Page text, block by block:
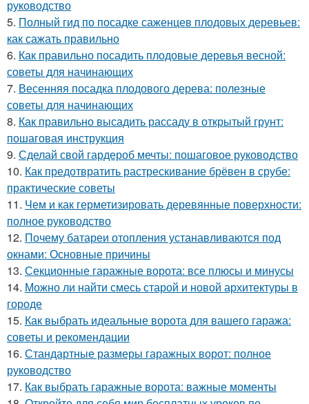
руководство
5. Полный гид по посадке саженцев плодовых деревьев:
как сажать правильно
6. Как правильно посадить плодовые деревья весной:
советы для начинающих
7. Весенняя посадка плодового дерева: полезные
советы для начинающих
8. Как правильно высадить рассаду в открытый грунт:
пошаговая инструкция
9. Сделай свой гардероб мечты: пошаговое руководство
10. Как предотвратить растрескивание брёвен в срубе:
практические советы
11. Чем и как герметизировать деревянные поверхности:
полное руководство
12. Почему батареи отопления устанавливаются под
окнами: Основные причины
13. Секционные гаражные ворота: все плюсы и минусы
14. Можно ли найти смесь старой и новой архитектуры в
городе
15. Как выбрать идеальные ворота для вашего гаража:
советы и рекомендации
16. Стандартные размеры гаражных ворот: полное
руководство
17. Как выбрать гаражные ворота: важные моменты